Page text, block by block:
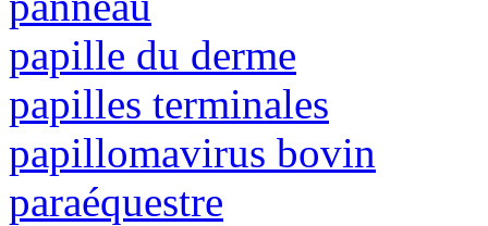
papille du derme
papilles terminales
papillomavirus bovin
paraéquestre